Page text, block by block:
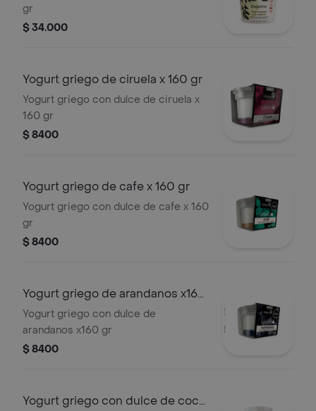
gr
$ 34.000
Yogurt griego de ciruela x 160 gr
Yogurt griego con dulce de ciruela x
160 gr
$ 8400
Yogurt griego de cafe x 160 gr
Yogurt griego con dulce de cafe x 160
gr
$ 8400
Yogurt griego de arandanos x160
gr
Yogurt griego con dulce de
arandanos x160 gr
$ 8400
Yogurt griego con dulce de coco